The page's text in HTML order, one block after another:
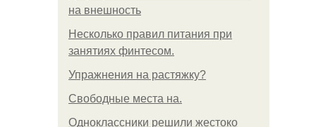
на внешность
Несколько правил питания при
занятиях финтесом.
Упражнения на растяжку?
Свободные места на.
Одноклассники решили жестоко